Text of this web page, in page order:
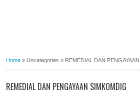
Home » Uncategories » REMEDIAL DAN
REMEDIAL DAN PENGAYAAN SIMKOMDIG